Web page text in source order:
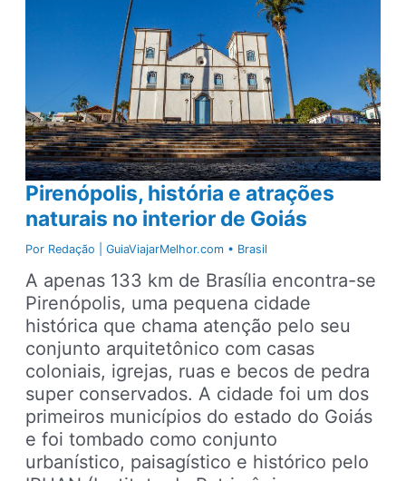
Pirenópolis, história e atrações
naturais no interior de Goiás
Por Redação | GuiaViajarMelhor.com • Brasil
A apenas 133 km de Brasília encontra-se
Pirenópolis, uma pequena cidade
histórica que chama atenção pelo seu
conjunto arquitetônico com casas
coloniais, igrejas, ruas e becos de pedra
super conservados. A cidade foi um dos
primeiros municípios do estado do Goiás
e foi tombado como conjunto
urbanístico, paisagístico e histórico pelo